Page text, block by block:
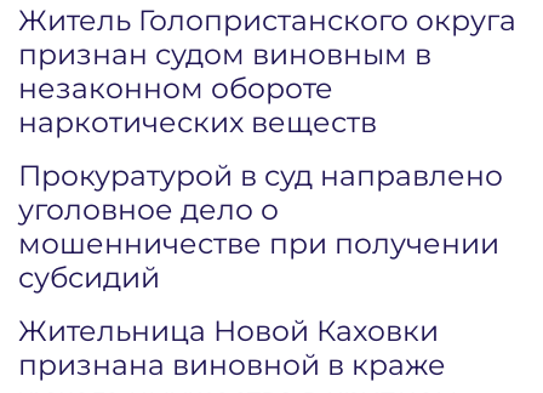
Житель Голопристанского округа
признан судом виновным в
незаконном обороте
наркотических веществ
Прокуратурой в суд направлено
уголовное дело о
мошенничестве при получении
субсидий
Жительница Новой Каховки
признана виновной в краже